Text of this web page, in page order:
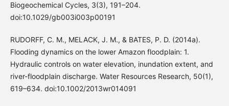
Biogeochemical Cycles, 3(3), 191–204.
doi:10.1029/gb003i003p00191
RUDORFF, C. M., MELACK, J. M., & BATES, P. D. (2014a).
Flooding dynamics on the lower Amazon floodplain: 1.
Hydraulic controls on water elevation, inundation extent, and
river-floodplain discharge. Water Resources Research, 50(1),
619–634. doi:10.1002/2013wr014091